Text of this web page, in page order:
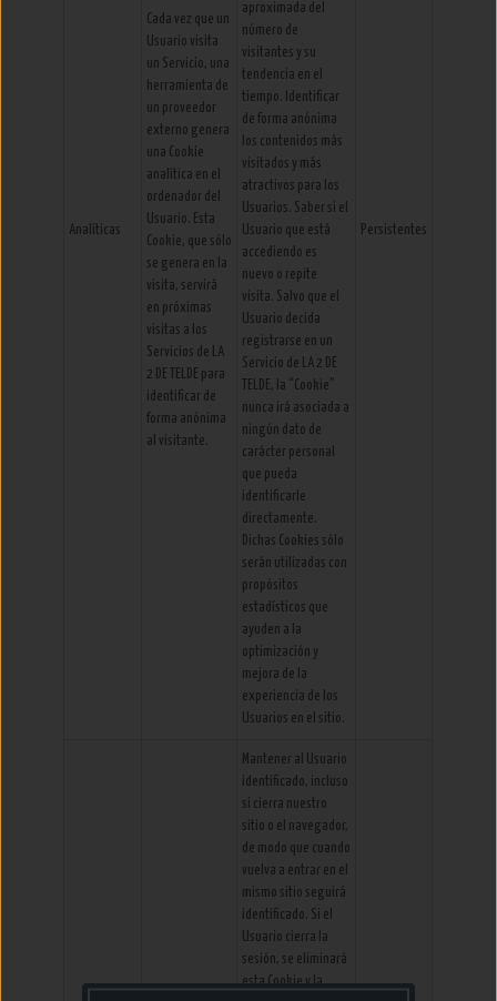
Analíticas
Cada vez que un
Usuario visita
un Servicio, una
herramienta de
un proveedor
externo genera
una Cookie
analítica en el
ordenador del
Usuario. Esta
Cookie, que sólo
se genera en la
visita, servirá
en próximas
visitas a los
Servicios de LA
2 DE TELDE para
identificar de
forma anónima
al visitante.
aproximada del
número de
visitantes y su
tendencia en el
tiempo. Identificar
de forma anónima
los contenidos más
visitados y más
atractivos para los
Usuarios. Saber si el
Usuario que está
accediendo es
nuevo o repite
visita. Salvo que el
Usuario decida
registrarse en un
Servicio de LA 2 DE
TELDE, la “Cookie”
nunca irá asociada a
ningún dato de
carácter personal
que pueda
identificarle
directamente.
Dichas Cookies sólo
serán utilizadas con
propósitos
estadísticos que
ayuden a la
optimización y
mejora de la
experiencia de los
Usuarios en el sitio.
Persistentes
Mantener al Usuario
identificado, incluso
si cierra nuestro
sitio o el navegador,
de modo que cuando
vuelva a entrar en el
mismo sitio seguirá
identificado. Si el
Usuario cierra la
sesión, se eliminará
esta Cookie y la